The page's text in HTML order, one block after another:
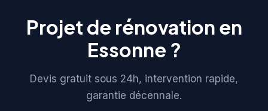
Projet de rénovation en
Essonne ?
Devis gratuit sous 24h, intervention rapide,
garantie décennale.